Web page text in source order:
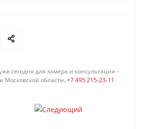
сегодня для замера и консультации -
Московской области, +7 495 215-23-11